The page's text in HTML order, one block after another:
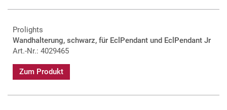
Prolights
Wandhalterung, schwarz, für EclPendant und EclPendant Jr
Art.-Nr.: 4029465
Zum Produkt